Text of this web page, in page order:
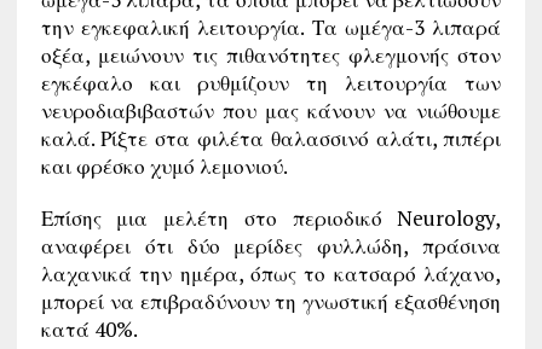
την εγκεφαλική λειτουργία. Τα ωμέγα-3 λιπαρά
οξέα, μειώνουν τις πιθανότητες φλεγμονής στον
εγκέφαλο και ρυθμίζουν τη λειτουργία των
νευροδιαβιβαστών που μας κάνουν να νιώθουμε
καλά. Ρίξτε στα φιλέτα θαλασσινό αλάτι, πιπέρι
και φρέσκο χυμό λεμονιού.
Επίσης μια μελέτη στο περιοδικό Neurology,
αναφέρει ότι δύο μερίδες φυλλώδη, πράσινα
λαχανικά την ημέρα, όπως το κατσαρό λάχανο,
μπορεί να επιβραδύνουν τη γνωστική εξασθένηση
κατά 40%.